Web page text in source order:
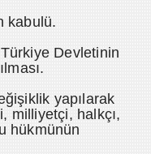
kabulü.
Devletinin
yapılarak
milliyetçi, halkçı,
hükmünün